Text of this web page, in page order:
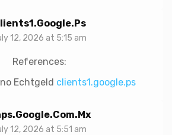
12, 2026 at 5:15 am
References:
Echtgeld clients1.google.ps
12, 2026 at 5:51 am